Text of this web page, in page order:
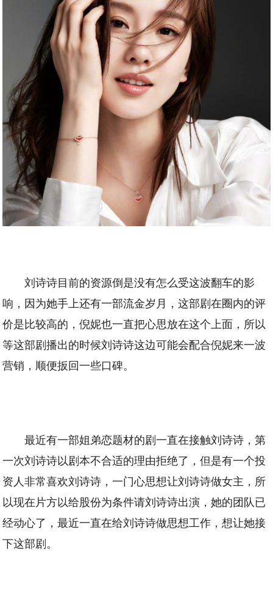
刘诗诗目前的资源倒是没有怎么受这波翻车的影
响，因为她手上还有一部流金岁月，这部剧在圈内的评
价是比较高的，倪妮也一直把心思放在这个上面，所以
等这部剧播出的时候刘诗诗这边可能会配合倪妮来一波
营销，顺便扳回一些口碑。
最近有一部姐弟恋题材的剧一直在接触刘诗诗，第
一次刘诗诗以剧本不合适的理由拒绝了，但是有一个投
资人非常喜欢刘诗诗，一门心思想让刘诗诗做女主，所
以现在片方以给股份为条件请刘诗诗出演，她的团队已
经动心了，最近一直在给刘诗诗做思想工作，想让她接
下这部剧。